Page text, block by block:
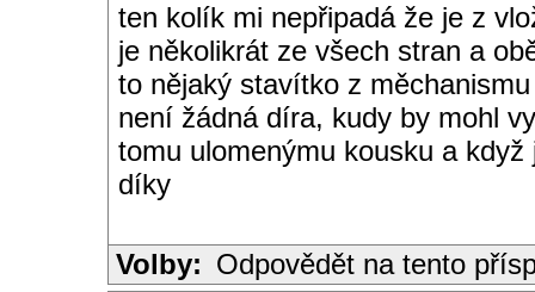
ten kolík mi nepřipadá že je z
je několikrát ze všech stran a
to nějaký stavítko z
není žádná díra, kudy by mohl
tomu ulomenýmu kousku a
díky
Volby: Odpovědět na tento